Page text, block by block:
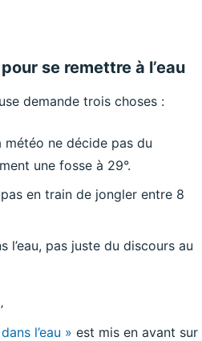
se remettre à l’eau
demande trois choses :
ne décide pas du
une fosse à 29°.
en train de jongler entre 8
l’eau, pas juste du discours au
l’eau » est mis en avant sur